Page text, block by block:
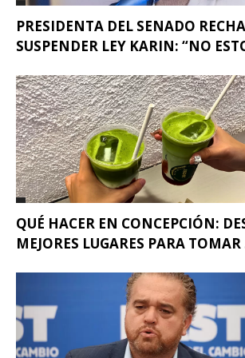
PRESIDENTA DEL SENADO
SUSPENDER LEY KARIN: “NO
QUÉ HACER EN CONCEPCIÓN:
MEJORES LUGARES PARA TOMAR